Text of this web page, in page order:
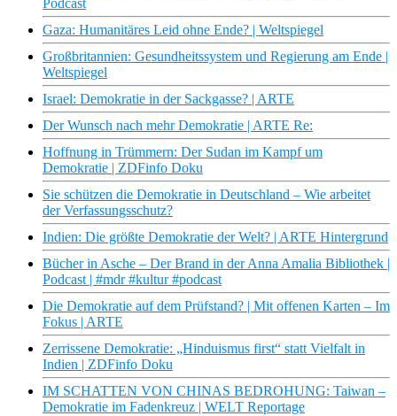
Podcast
Gaza: Humanitäres Leid ohne Ende? | Weltspiegel
Großbritannien: Gesundheitssystem und Regierung am Ende |
Weltspiegel
Israel: Demokratie in der Sackgasse? | ARTE
Der Wunsch nach mehr Demokratie | ARTE Re:
Hoffnung in Trümmern: Der Sudan im Kampf um
Demokratie | ZDFinfo Doku
Sie schützen die Demokratie in Deutschland – Wie arbeitet
der Verfassungsschutz?
Indien: Die größte Demokratie der Welt? | ARTE Hintergrund
Bücher in Asche – Der Brand in der Anna Amalia Bibliothek |
Podcast | #mdr #kultur #podcast
Die Demokratie auf dem Prüfstand? | Mit offenen Karten – Im
Fokus | ARTE
Zerrissene Demokratie: „Hinduismus first“ statt Vielfalt in
Indien | ZDFinfo Doku
IM SCHATTEN VON CHINAS BEDROHUNG: Taiwan –
Demokratie im Fadenkreuz | WELT Reportage